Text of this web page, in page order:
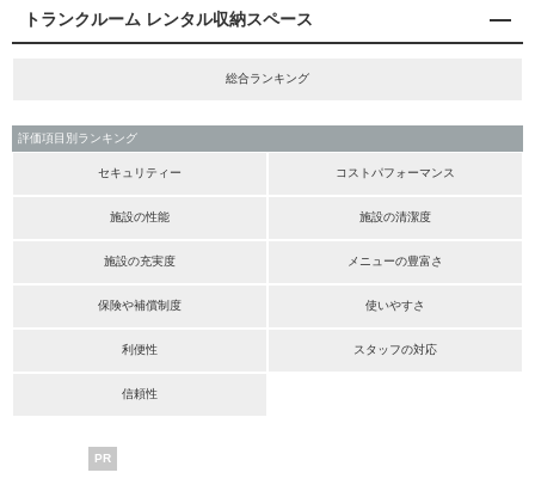
トランクルーム レンタル収納スペース
総合ランキング
評価項目別ランキング
セキュリティー コストパフォーマンス
施設の性能 施設の清潔度
施設の充実度 メニューの豊富さ
保険や補償制度 使いやすさ
利便性 スタッフの対応
信頼性
PR